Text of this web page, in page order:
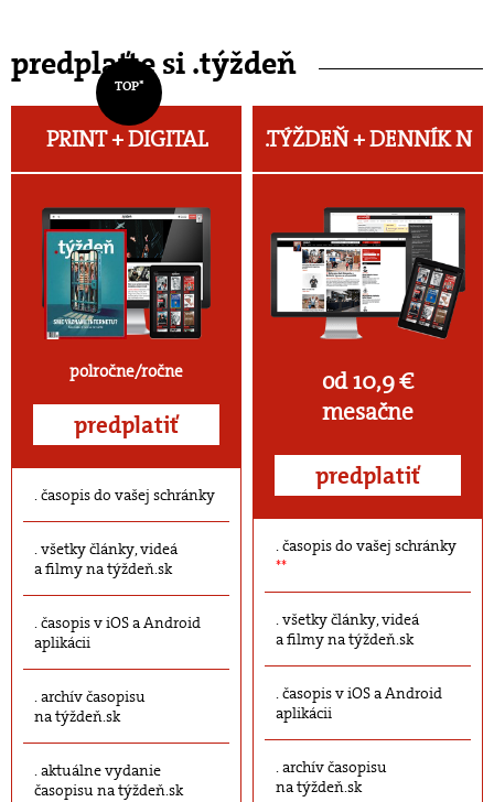
predplaťte si .týždeň
TOP*
PRINT + DIGITAL
polročne/ročne
predplatiť
časopis do vašej schránky
všetky články, videá
a filmy na týždeň.sk
časopis v iOS a Android
aplikácii
archív časopisu
na týždeň.sk
aktuálne vydanie
časopisu na týždeň.sk
.TÝŽDEŇ +DENNÍK N
od 10,9 €
mesačne
predplatiť
časopis do vašej schránky
**
všetky články, videá
a filmy na týždeň.sk
časopis v iOS a Android
aplikácii
archív časopisu
na týždeň.sk